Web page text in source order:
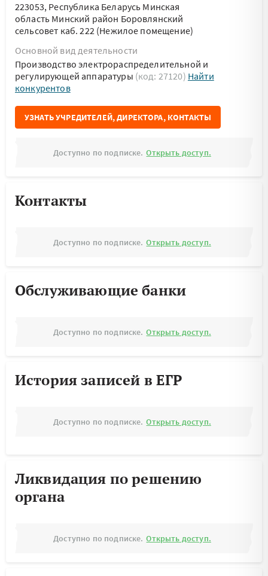
223053, Республика Беларусь Минская
область Минский район Боровлянский
сельсовет каб. 222 (Нежилое помещение)
Основной вид деятельности
Производство электрораспределительной и
регулирующей аппаратуры (код: 27120) Найти
конкурентов
УЗНАТЬ УЧРЕДИТЕЛЕЙ, ДИРЕКТОРА, КОНТАКТЫ
Доступно по подписке. Открыть доступ.
Контакты
Доступно по подписке. Открыть доступ.
Обслуживающие банки
Доступно по подписке. Открыть доступ.
История записей в ЕГР
Доступно по подписке. Открыть доступ.
Ликвидация по решению
органа
Доступно по подписке. Открыть доступ.